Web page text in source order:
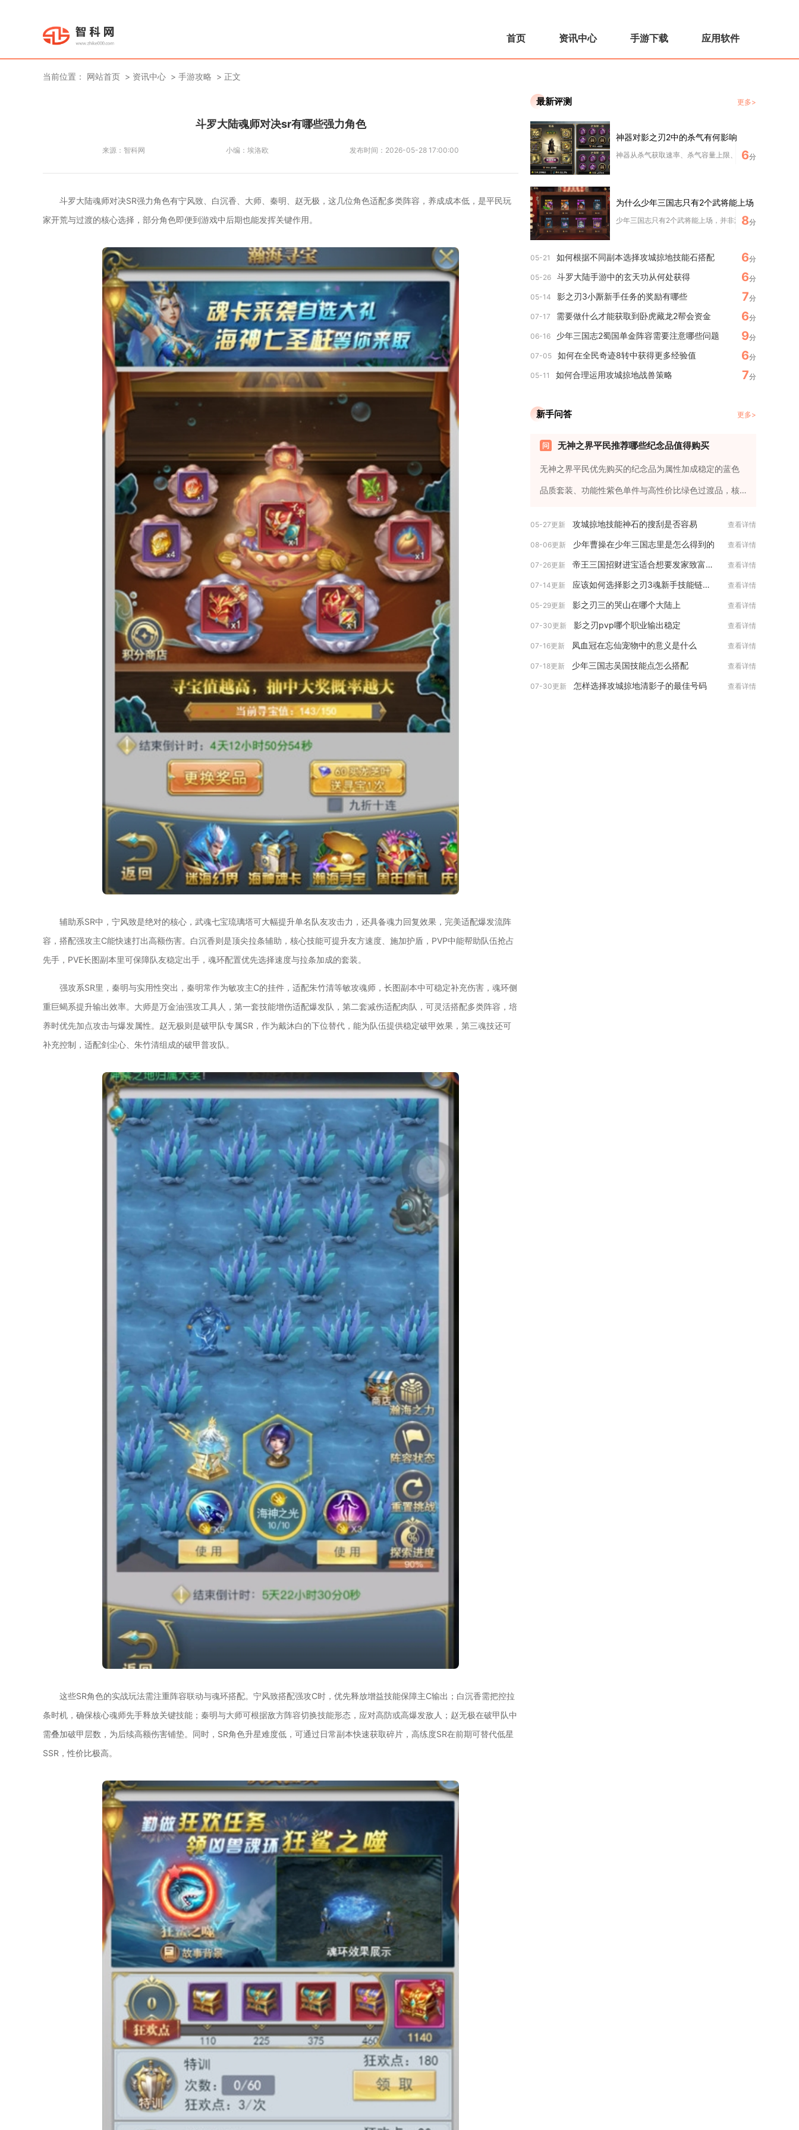
首页 资讯中心 手游下载 应用软件
当前位置： 网站首页 资讯中心 手游攻略 正文
斗罗大陆魂师对决sr有哪些强力角色
来源： 智科网 小编： 埃洛欧 发布时间： 2026-05-28 17:00:00
斗罗大陆魂师对决SR强力角色有宁风致、白沉香、大师、秦明、赵无极，这几位角色适配多类阵容，养成成本低，是平民玩
家开荒与过渡的核心选择，部分角色即便到游戏中后期也能发挥关键作用。
辅助系SR中，宁风致是绝对的核心，武魂七宝琉璃塔可大幅提升单名队友攻击力，还具备魂力回复效果，完美适配爆发流阵
容，搭配强攻主C能快速打出高额伤害。白沉香则是顶尖拉条辅助，核心技能可提升友方速度、施加护盾，PVP中能帮助队伍抢占
先手，PVE长图副本里可保障队友稳定出手，魂环配置优先选择速度与拉条加成的套装。
强攻系SR里，秦明与实用性突出，秦明常作为敏攻主C的挂件，适配朱竹清等敏攻魂师，长图副本中可稳定补充伤害，魂环侧
重巨蝎系提升输出效率。大师是万金油强攻工具人，第一套技能增伤适配爆发队，第二套减伤适配肉队，可灵活搭配多类阵容，培
养时优先加点攻击与爆发属性。赵无极则是破甲队专属SR，作为戴沐白的下位替代，能为队伍提供稳定破甲效果，第三魂技还可
补充控制，适配剑尘心、朱竹清组成的破甲普攻队。
这些SR角色的实战玩法需注重阵容联动与魂环搭配。宁风致搭配强攻C时，优先释放增益技能保障主C输出；白沉香需把控拉
条时机，确保核心魂师先手释放关键技能；秦明与大师可根据敌方阵容切换技能形态，应对高防或高爆发敌人；赵无极在破甲队中
需叠加破甲层数，为后续高额伤害铺垫。同时，SR角色升星难度低，可通过日常副本快速获取碎片，高练度SR在前期可替代低星
SSR，性价比极高。
最新评测 更多>
神器对影之刃2中的杀气有何影响
神器从杀气获取速率、杀气容量上限、杀气消耗减免、满
6分
为什么少年三国志只有2个武将能上场
少年三国志只有2个武将能上场，并非游戏强制限制，而
8分
05-21 如何根据不同副本选择攻城掠地技能石搭配 6分
05-26 斗罗大陆手游中的玄天功从何处获得 6分
05-14 影之刃3小厮新手任务的奖励有哪些 7分
07-17 需要做什么才能获取到卧虎藏龙2帮会资金 6分
06-16 少年三国志2蜀国单金阵容需要注意哪些问题 9分
07-05 如何在全民奇迹8转中获得更多经验值 6分
05-11 如何合理运用攻城掠地战兽策略 7分
新手问答 更多>
无神之界平民推荐哪些纪念品值得购买
无神之界平民优先购买的纪念品为属性加成稳定的蓝色
品质套装、功能性紫色单件与高性价比绿色过渡品，核
05-27更新 攻城掠地技能神石的搜刮是否容易 查看详情
08-06更新 少年曹操在少年三国志里是怎么得到的 查看详情
07-26更新 帝王三国招财进宝适合想要发家致富的人吗 查看详情
07-14更新 应该如何选择影之刃3魂新手技能链搭配加点 查看详情
05-29更新 影之刃三的哭山在哪个大陆上 查看详情
07-30更新 影之刃pvp哪个职业输出稳定 查看详情
07-16更新 凤血冠在忘仙宠物中的意义是什么 查看详情
07-18更新 少年三国志吴国技能点怎么搭配 查看详情
07-30更新 怎样选择攻城掠地清影子的最佳号码 查看详情